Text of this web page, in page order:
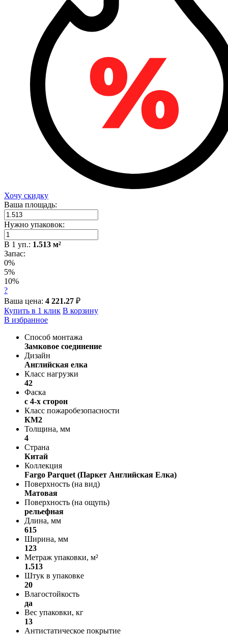
Хочу скидку
Ваша площадь:
Нужно упаковок:
В 1 уп.: 1.513 м²
Запас:
0%
5%
10%
?
Ваша цена: 4 221.27 ₽
Купить в 1 клик В корзину
В избранное
Способ монтажа
Замковое соединение
Дизайн
Английская елка
Класс нагрузки
42
Фаска
с 4-х сторон
Класс пожаробезопасности
КМ2
Толщина, мм
4
Страна
Китай
Коллекция
Fargo Parquet (Паркет Английская Елка)
Поверхность (на вид)
Матовая
Поверхность (на ощупь)
рельефная
Длина, мм
615
Ширина, мм
123
Метраж упаковки, м²
1.513
Штук в упаковке
20
Влагостойкость
да
Вес упаковки, кг
13
Антистатическое покрытие